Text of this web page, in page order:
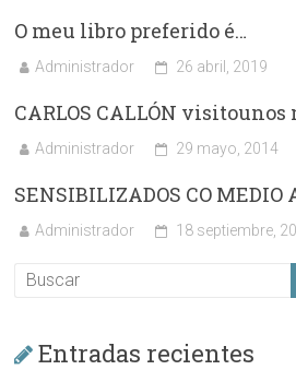
O meu libro preferido é…
Administrador 26 abril, 2019
CARLOS CALLÓN visitounos
Administrador 29 mayo, 2014
SENSIBILIZADOS CO MEDIO
Administrador 18 septiembre,
Entradas recientes